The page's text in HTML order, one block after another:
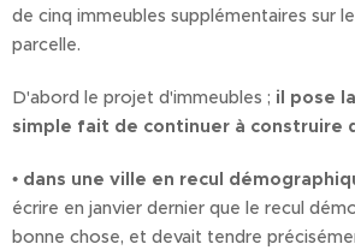
de cinq immeubles supplémentaires sur
parcelle.
D'abord le projet d'immeubles ; il pose
simple fait de continuer à construire
• dans une ville en recul
écrire en janvier dernier que le recul
bonne chose, et devait tendre